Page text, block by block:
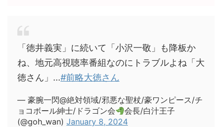
「徳井義実」に続いて「小沢一敬」も降板か
ね、地元高視聴率番組なのにトラブルよね「大
徳さん」...#前略大徳さん
— 豪腕一閃@絶対領域/邪悪な聖杖/豪ワンピース/チ
ョコボール紳士/ドラゴン会
会長/白汁王子
(@goh_wan) January 8, 2024